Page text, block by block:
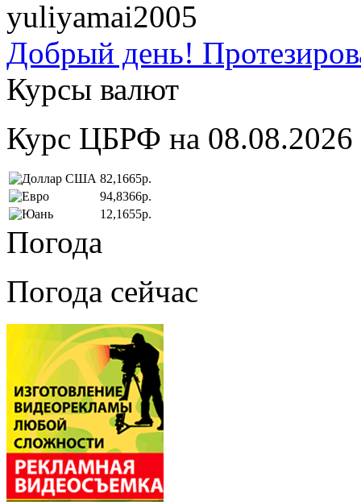
yuliyamai2005
Добрый день!
Курсы валют
Курс ЦБРФ на 08.08.2026
82,1665р.
94,8366р.
12,1655р.
Погода
Погода сейчас